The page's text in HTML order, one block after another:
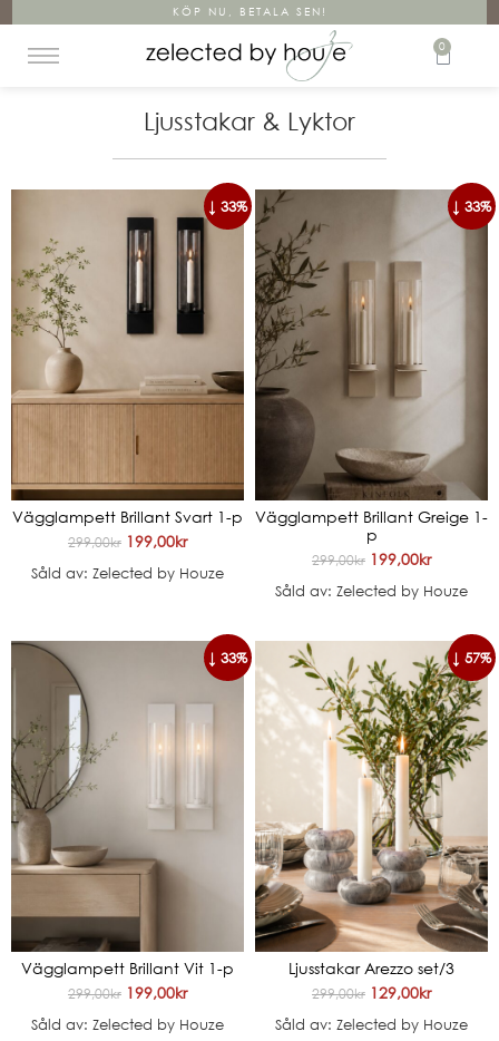
KÖP NU, BETALA SEN!
0
Ljusstakar & Lyktor
↓ 33%
Vägglampett Brillant Svart 1-p
299,00kr 199,00kr
Såld av: Zelected by Houze
↓ 33%
Vägglampett Brillant Greige 1-
p
299,00kr 199,00kr
Såld av: Zelected by Houze
↓ 33%
Vägglampett Brillant Vit 1-p
299,00kr 199,00kr
Såld av: Zelected by Houze
↓ 57%
Ljusstakar Arezzo set/3
299,00kr 129,00kr
Såld av: Zelected by Houze